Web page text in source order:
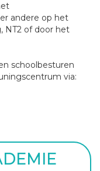
andere op het
NT2 of door het
schoolbesturen
via: